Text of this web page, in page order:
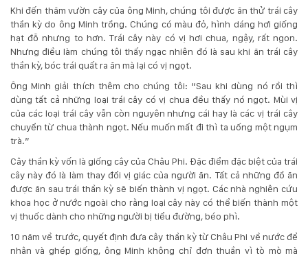
132
-
168
Võ
Chí
Công
-
Hòa
-
TP.
Đà
Nẵng
Khi đến thăm vườn cây của ông Minh, chúng tôi được ăn thử trái cây
thần kỳ do ông Minh trồng. Chúng có màu đỏ, hình dáng hơi giống
hạt đỗ nhưng to hơn. Trái cây này có vị hơi chua, ngậy, rất ngon.
Nhưng điều làm chúng tôi thấy ngạc nhiên đó là sau khi ăn trái cây
thần kỳ, bóc trái quất ra ăn mà lại có vị ngọt.
Ông Minh giải thích thêm cho chúng tôi: “Sau khi dùng nó rồi thì
dùng tất cả những loại trái cây có vị chua đều thấy nó ngọt. Mùi vị
của các loại trái cây vẫn còn nguyên nhưng cái hay là các vị trái cây
chuyển từ chua thành ngọt. Nếu muốn mất đi thì ta uống một ngụm
trà.”
Cây thần kỳ vốn là giống cây của Châu Phi. Đặc điểm đặc biệt của trái
cây này đó là làm thay đổi vị giác của người ăn. Tất cả những đồ ăn
được ăn sau trái thần kỳ sẽ biến thành vị ngọt. Các nhà nghiên cứu
khoa học ở nước ngoài cho rằng loại cây này có thể biến thành một
vị thuốc dành cho những người bị tiểu đường, béo phì.
10 năm về trước, quyết định đưa cây thần kỳ từ Châu Phi về nước để
nhân và ghép giống, ông Minh không chỉ đơn thuần vì tò mò mà